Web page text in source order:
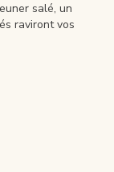
salé, un
raviront vos